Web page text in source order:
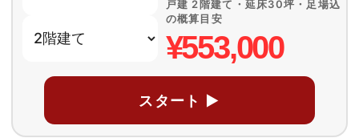
戸建 2階建て・延床30坪・足場込
の概算目安
¥553,000
スタート ▶